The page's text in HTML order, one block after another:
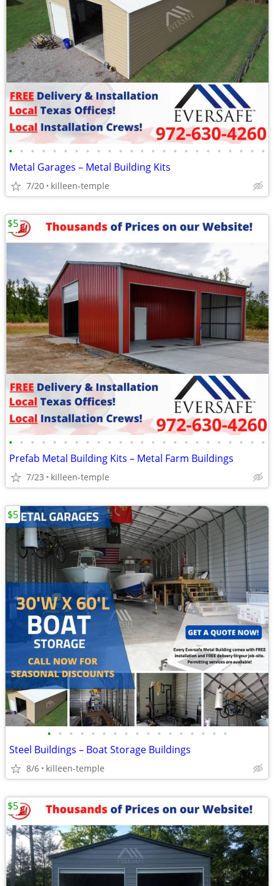
• • • • • • • • • • • • • • • • • • • • • • • •
Metal Garages – Metal Building Kits
7/20 killeen-temple
• • • • • • • • • • • • • • • • • • • • • • • •
Prefab Metal Building Kits – Metal Farm Buildings
7/23 killeen-temple
$5
• • • • • • • • • • • • • • • • •
Steel Buildings – Boat Storage Buildings
8/6 killeen-temple
$5
$5